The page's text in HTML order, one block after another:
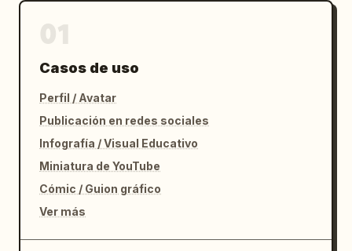
Casos de uso
Perfil / Avatar
Publicación en redes sociales
Infografía / Visual Educativo
Miniatura de YouTube
Cómic / Guion gráfico
Ver más